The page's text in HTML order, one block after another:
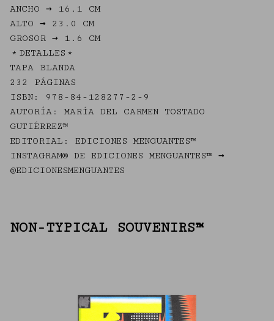
ANCHO → 16.1 CM
ALTO → 23.0 CM
GROSOR → 1.6 CM
﹡DETALLES﹡
TAPA BLANDA
232 PÁGINAS
ISBN: 978-84-128277-2-9
AUTORÍA: MARÍA DEL CARMEN TOSTADO
GUTIÉRREZ™
EDITORIAL: EDICIONES MENGUANTES™
INSTAGRAM® DE EDICIONES MENGUANTES™ →
@EDICIONESMENGUANTES
NON-TYPICAL SOUVENIRS™